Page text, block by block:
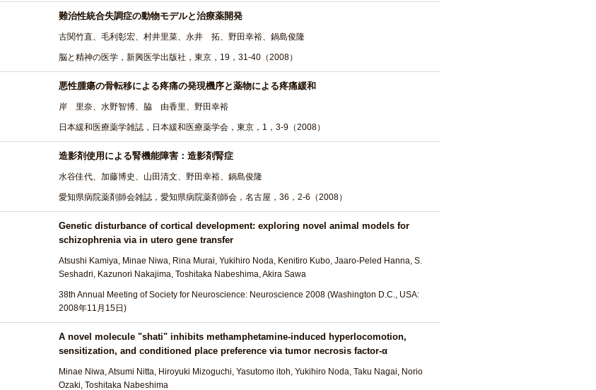
難治性統合失調症の動物モデルと治療薬開発
古関竹直、毛利彰宏、村井里菜、永井 拓、野田幸裕、鍋島俊隆
脳と精神の医学，新興医学出版社，東京，19，31-40（2008）
悪性腫瘍の骨転移による疼痛の発現機序と薬物による疼痛緩和
岸 里奈、水野智博、脇 由香里、野田幸裕
日本緩和医療薬学雑誌，日本緩和医療薬学会，東京，1，3-9（2008）
造影剤使用による腎機能障害：造影剤腎症
水谷佳代、加藤博史、山田清文、野田幸裕、鍋島俊隆
愛知県病院薬剤師会雑誌，愛知県病院薬剤師会，名古屋，36，2-6（2008）
Genetic disturbance of cortical development: exploring novel animal models for
schizophrenia via in utero gene transfer
Atsushi Kamiya, Minae Niwa, Rina Murai, Yukihiro Noda, Kenitiro Kubo, Jaaro-Peled Hanna, S.
Seshadri, Kazunori Nakajima, Toshitaka Nabeshima, Akira Sawa
38th Annual Meeting of Society for Neuroscience: Neuroscience 2008 (Washington D.C., USA:
2008年11月15日)
A novel molecule "shati" inhibits methamphetamine-induced hyperlocomotion,
sensitization, and conditioned place preference via tumor necrosis factor-α
Minae Niwa, Atsumi Nitta, Hiroyuki Mizoguchi, Yasutomo itoh, Yukihiro Noda, Taku Nagai, Norio
Ozaki, Toshitaka Nabeshima